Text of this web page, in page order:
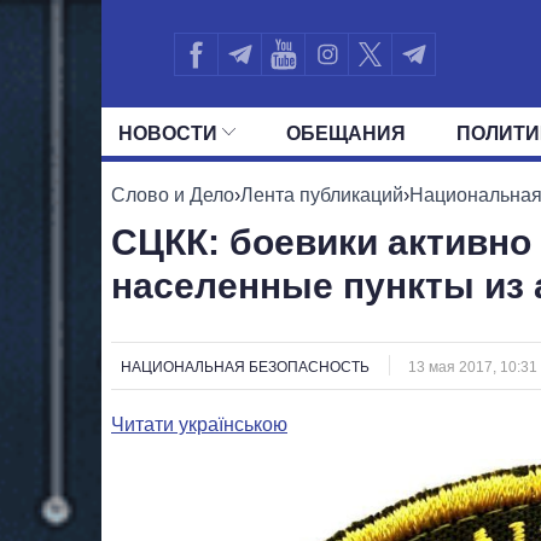
НОВОСТИ ОБЕЩАНИЯ
ВСЕ ПОЛИТИКИ ПРЕЗИДЕНТ И
Слово и Дело›Лента публикаций›
СЦКК: боевики
населенные пункты из
НАЦИОНАЛЬНАЯ БЕЗОПАСНОСТЬ 13 мая 2017, 10:31
Читати українською